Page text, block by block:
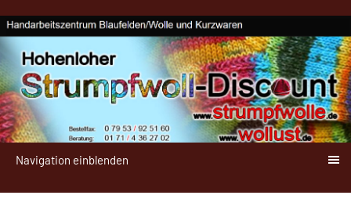
Navigation einblenden